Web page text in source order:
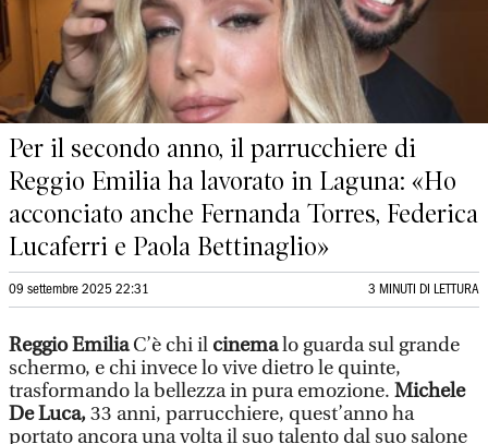
Per il secondo anno, il parrucchiere di
Reggio Emilia ha lavorato in Laguna: «Ho
acconciato anche Fernanda Torres, Federica
Lucaferri e Paola Bettinaglio»
09 settembre 2025 22:31 3 MINUTI DI LETTURA
Reggio EmiliaC’è chi il cinemalo guarda sul grande
schermo, e chi invece lo vive dietro le quinte,
trasformando la bellezza in pura emozione. Michele
De Luca,33 anni, parrucchiere, quest’anno ha
portato ancora una volta il suo talento dal suo salone